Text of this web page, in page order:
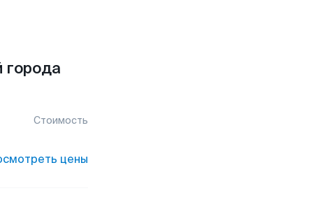
Стоимость
цены